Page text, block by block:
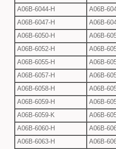
A06B-6044-H
A06B-
A06B-6047-H
A06B-
A06B-6050-H
A06B-
A06B-6052-H
A06B-
A06B-6055-H
A06B-
A06B-6057-H
A06B-
A06B-6058-H
A06B-
A06B-6059-H
A06B-
A06B-6059-K
A06B-
A06B-6060-H
A06B-
A06B-6063-H
A06B-